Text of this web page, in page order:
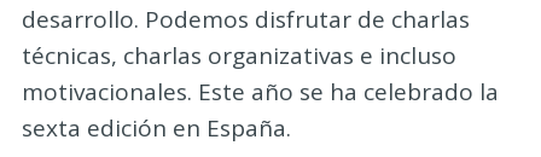
desarrollo. Podemos disfrutar de charlas
técnicas, charlas organizativas e incluso
motivacionales. Este año se ha celebrado la
sexta edición en España.